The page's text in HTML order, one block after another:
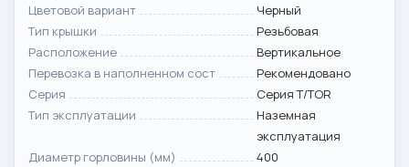
Цветовой вариант
Черный
Тип крышки
Резьбовая
Расположение
Вертикальное
Перевозка в наполненном сост
Рекомендовано
Серия
Серия T/TOR
Тип эксплуатации
Наземная
эксплуатация
Диаметр горловины (мм)
400